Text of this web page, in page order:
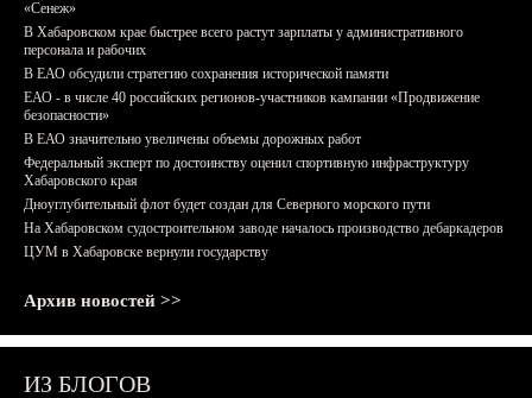
«Сенеж»
В Хабаровском крае быстрее всего растут зарплаты у административного
персонала и рабочих
В ЕАО обсудили стратегию сохранения исторической памяти
ЕАО - в числе 40 российских регионов-участников кампании «Продвижение
безопасности»
В ЕАО значительно увеличены объемы дорожных работ
Федеральный эксперт по достоинству оценил спортивную инфраструктуру
Хабаровского края
Дноуглубительный флот будет создан для Северного морского пути
На Хабаровском судостроительном заводе началось производство дебаркадеров
ЦУМ в Хабаровске вернули государству
Архив новостей >>
ИЗ БЛОГОВ